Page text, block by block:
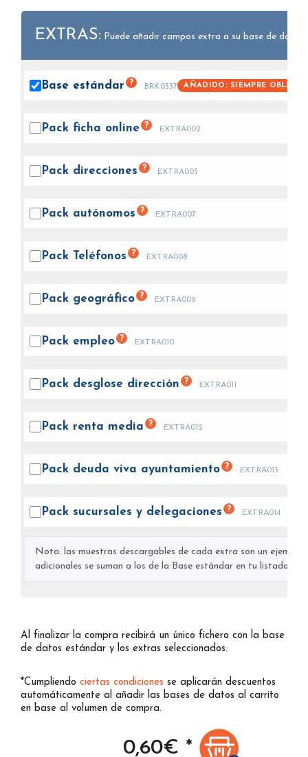
EXTRAS: Puede añadir campos extra a su base de datos.
Base estándar ? BRK0337 AÑADIDO: SIEMPRE
Pack ficha online ? EXTRA002
Pack direcciones ? EXTRA003
Pack autónomos ? EXTRA007
Pack Teléfonos ? EXTRA008
Pack geográfico ? EXTRA009
Pack empleo ? EXTRA010
Pack desglose dirección ? EXTRA011
Pack renta media ? EXTRA012
Pack deuda viva ayuntamiento ? EXTRA013
Pack sucursales y delegaciones ? EXTRA014
Nota: las muestras descargables de cada extra son un
adicionales se suman a los de la Base estándar en tu listado
Al finalizar la compra recibirá un único fichero con la base
de datos estándar y los extras seleccionados.
*Cumpliendo ciertas condiciones se aplicarán descuentos
automáticamente al añadir las bases de datos al carrito
en base al volumen de compra.
0,60€ *